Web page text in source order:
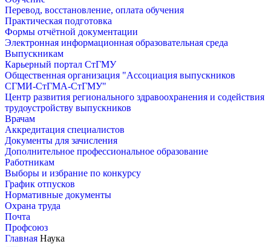
Перевод, восстановление, оплата обучения
Практическая подготовка
Формы отчётной документации
Электронная информационная образовательная среда
Выпускникам
Карьерный портал СтГМУ
Общественная организация "Ассоциация выпускников
СГМИ-СтГМА-СтГМУ"
Центр развития регионального здравоохранения и содействия
трудоустройству выпускников
Врачам
Аккредитация специалистов
Документы для зачисления
Дополнительное профессиональное образование
Работникам
Выборы и избрание по конкурсу
График отпусков
Нормативные документы
Охрана труда
Почта
Профсоюз
Главная Наука